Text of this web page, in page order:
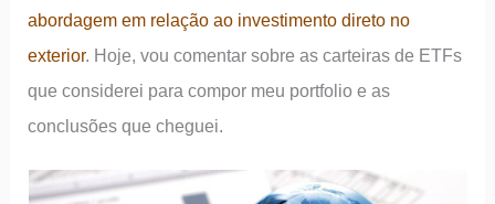
abordagem em relação ao investimento direto no
exterior. Hoje, vou comentar sobre as carteiras de ETFs
que considerei para compor meu portfolio e as
conclusões que cheguei.